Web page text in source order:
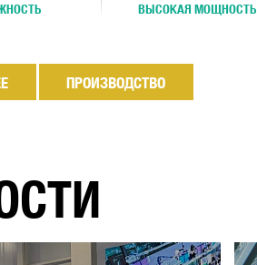
ВЫСОКАЯ МОЩНОСТЬ
ПРОИЗВОДСТВО